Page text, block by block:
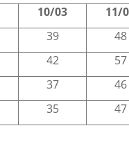
10/03 11/
39 48
42 57
37 46
35 47